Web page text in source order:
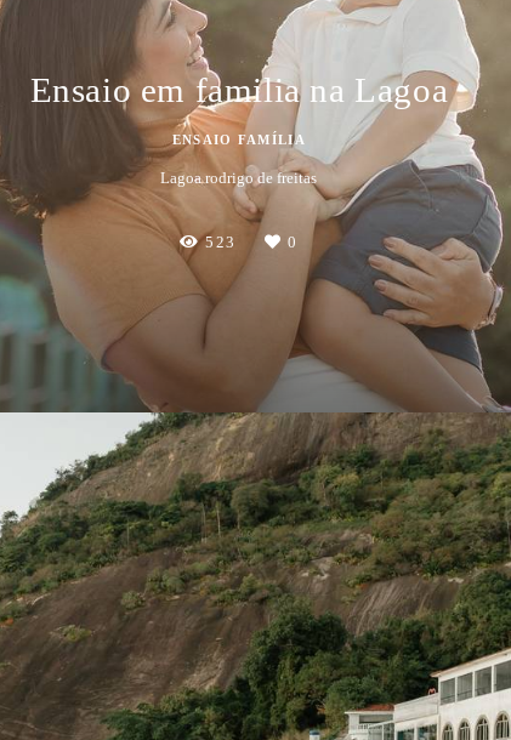
Ensaio em familia na Lagoa
ENSAIO FAMÍLIA
Lagoa rodrigo de freitas
523 0